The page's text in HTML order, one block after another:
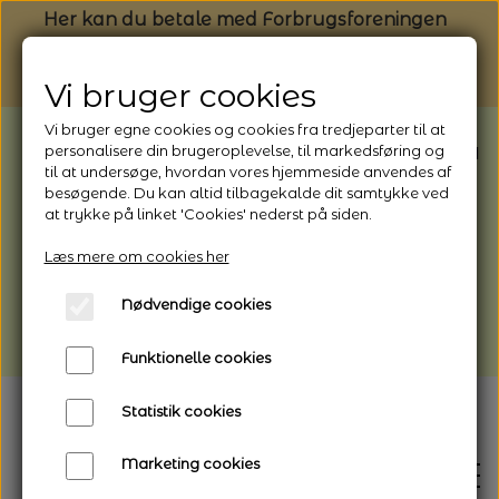
Her kan du betale med Forbrugsforeningen
BEMÆRK: Butikken har ferielukket* fra
1/8 - 9/8 - 2026
*Webshoppen er åben og sender hele
afhentning
Vi gør opmærksom på, at der kan være lidt
længere leveringstid
Vi bruger cookies
Vi bruger egne cookies og cookies fra tredjeparter til at
personalisere din brugeroplevelse, til markedsføring og
til at undersøge, hvordan vores hjemmeside anvendes af
besøgende. Du kan altid tilbagekalde dit samtykke ved
at trykke på linket 'Cookies' nederst på siden.
Læs mere om cookies her
Nødvendige cookies
Funktionelle cookies
Statistik cookies
Marketing cookies